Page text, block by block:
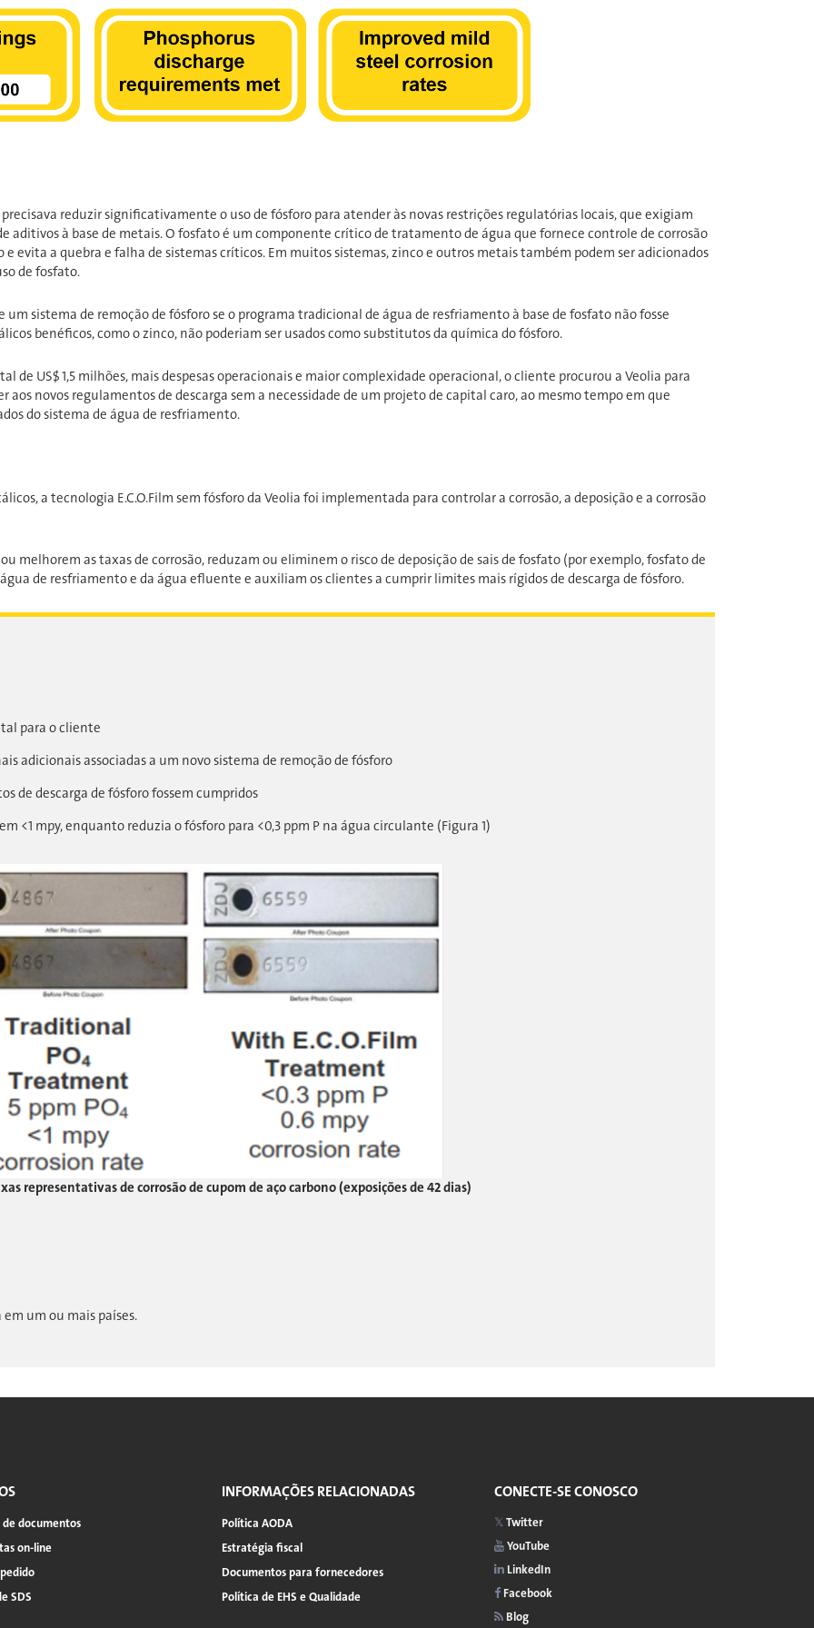
reduzir significativamente o uso de fósforo para atender às novas restrições regulatórias locais, que exigiam
aditivos à base de metais. O fosfato é um componente crítico de tratamento de água que fornece controle de corrosão
evita a quebra e falha de sistemas críticos. Em muitos sistemas, zinco e outros metais também podem ser adicionados
de fosfato.
sistema de remoção de fósforo se o programa tradicional de água de resfriamento à base de fosfato não fosse
benéficos, como o zinco, não poderiam ser usados como substitutos da química do fósforo.
de US$ 1,5 milhões, mais despesas operacionais e maior complexidade operacional, o cliente procurou a Veolia para
novos regulamentos de descarga sem a necessidade de um projeto de capital caro, ao mesmo tempo em que
do sistema de água de resfriamento.
a tecnologia E.C.O.Film sem fósforo da Veolia foi implementada para controlar a corrosão, a deposição e a corrosão
melhorem as taxas de corrosão, reduzam ou eliminem o risco de deposição de sais de fosfato (por exemplo, fosfato de
de resfriamento e da água efluente e auxiliam os clientes a cumprir limites mais rígidos de descarga de fósforo.
para o cliente
adicionais associadas a um novo sistema de remoção de fósforo
de descarga de fósforo fossem cumpridos
<1 mpy, enquanto reduzia o fósforo para <0,3 ppm P na água circulante (Figura 1)
representativas de corrosão de cupom de aço carbono (exposições de 42 dias)
um ou mais países.
documentos
on-line
SDS
INFORMAÇÕES RELACIONADAS
Política AODA
Estratégia fiscal
Documentos para fornecedores
Política de EHS e Qualidade
CONECTE-SE CONOSCO
Twitter
YouTube
LinkedIn
Facebook
Blog